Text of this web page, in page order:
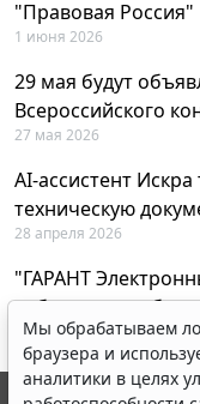
"Правовая Россия"
1 июня 2026
29 мая будут
Всероссийского
27 мая 2026
AI-ассистент
техническую
28 апреля 2026
"ГАРАНТ
вебинар по работе
23 апреля 2026
Мы обрабатываем
браузера и
аналитики в целях